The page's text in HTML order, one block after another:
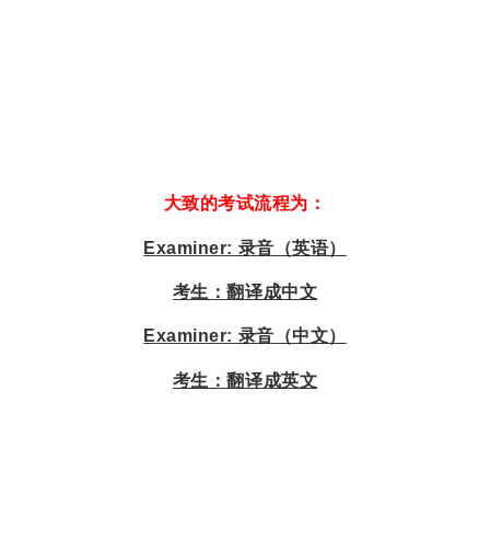
大致的考试流程为：
Examiner: 录音（英语）
考生：翻译成中文
Examiner: 录音（中文）
考生：翻译成英文